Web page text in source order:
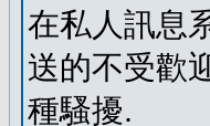
在私人訊息
送的不受歡
種騷擾.